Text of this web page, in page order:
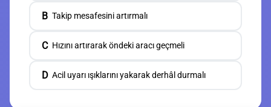
B Takip mesafesini artırmalı
C Hızını artırarak öndeki aracı geçmeli
D Acil uyarı ışıklarını yakarak derhâl durmalı